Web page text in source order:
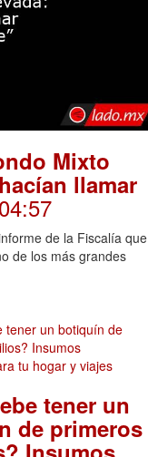
Mixto
llamar
de la Fiscalía que
de los más grandes
tener un
de primeros